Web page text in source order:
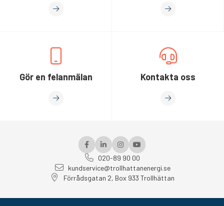
Gör en felanmälan Kontakta oss
020-89 90 00
kundservice@trollhattanenergi.se
Förrådsgatan 2, Box 933 Trollhättan